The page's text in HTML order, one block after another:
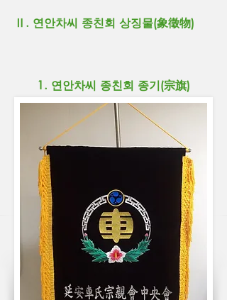
Ⅱ. 연안차씨 종친회 상징물(象徵物)
1. 연안차씨 종친회 종기(宗旗)